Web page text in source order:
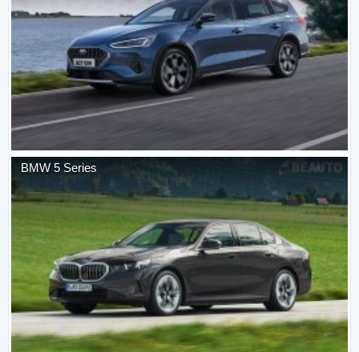
BMW 5 Series